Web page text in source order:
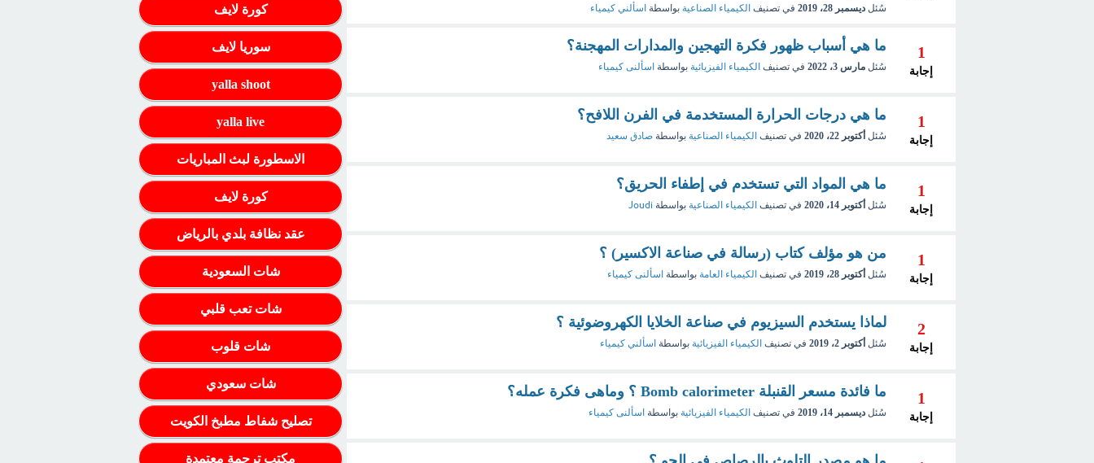
سُئل ديسمبر 28، 2019 في تصنيف الكيمياء الصناعية بواسطة اسألني كيمياء
1
إجابة
ما هي أسباب ظهور فكرة التهجين والمدارات المهجنة؟
سُئل مارس 3، 2022 في تصنيف الكيمياء الفيزيائية بواسطة اسألنى كيمياء
1
إجابة
ما هي درجات الحرارة المستخدمة في الفرن اللافح؟
سُئل أكتوبر 22، 2020 في تصنيف الكيمياء الصناعية بواسطة صادق سعيد
1
إجابة
ما هي المواد التي تستخدم في إطفاء الحريق؟
سُئل أكتوبر 14، 2020 في تصنيف الكيمياء الصناعية بواسطة Joudi
1
إجابة
من هو مؤلف كتاب (رسالة في صناعة الاكسير) ؟
سُئل أكتوبر 28، 2019 في تصنيف الكيمياء العامة بواسطة اسألنى كيمياء
2
إجابة
لماذا يستخدم السيزيوم في صناعة الخلايا الكهروضوئية ؟
سُئل أكتوبر 2، 2019 في تصنيف الكيمياء الفيزيائية بواسطة اسألني كيمياء
1
إجابة
ما فائدة مسعر القنبلة Bomb calorimeter ؟ وماهى فكرة عمله؟
سُئل ديسمبر 14، 2019 في تصنيف الكيمياء الفيزيائية بواسطة اسألنى كيمياء
كورة لايف
سوريا لايف
yalla shoot
yalla live
الاسطورة لبث المباريات
كورة لايف
عقد نظافة بلدي بالرياض
شات السعودية
شات تعب قلبي
شات قلوب
شات سعودي
تصليح شفاط مطبخ الكويت
مكتب ترجمة معتمدة